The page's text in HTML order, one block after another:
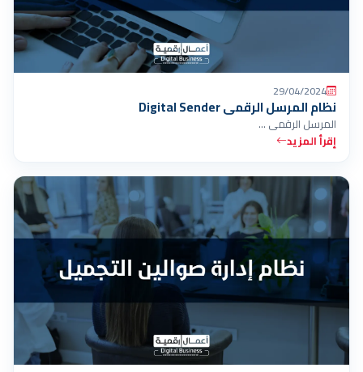
29/04/2024
نظام المرسل الرقمي Digital Sender
المرسل الرقمي …
إقرأ المزيد